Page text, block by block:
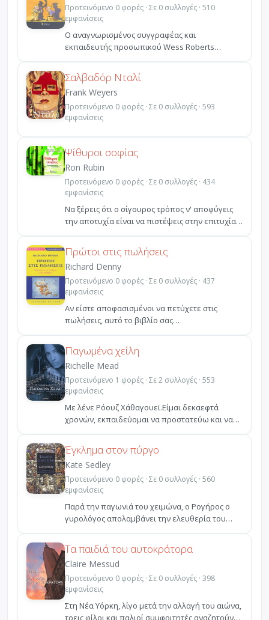
Προτεινόμενο 0 φορές · Σε 0 συλλογές · 510
εμφανίσεις
Ο αναγνωρισμένος συγγραφέας και
εκπαιδευτής προσωπικού Wess Roberts
περιγράφει γλαφυρά δεκαπέντε τύπ...
Σαλβαδόρ Νταλί
Frank Weyers
Προτεινόμενο 0 φορές · Σε 0 συλλογές · 593
εμφανίσεις
Ψίθυροι σοφίας
Ron Rubin
Προτεινόμενο 0 φορές · Σε 0 συλλογές · 434
εμφανίσεις
Να ξέρεις ότι ο σίγουρος τρόπος ν' αποφύγεις
την αποτυχία είναι να πιστέψεις στην επιτυχία!
Με πάθος...
Πρώτοι στις πωλήσεις
Richard Denny
Προτεινόμενο 0 φορές · Σε 0 συλλογές · 437
εμφανίσεις
Αν είστε αποφασισμένοι να πετύχετε στις
πωλήσεις, αυτό το βιβλίο σας
ενδιαφέρει.Γραμμένο σε ύψος άμε...
Παγωμένα χείλη
Richelle Mead
Προτεινόμενο 1 φορές · Σε 2 συλλογές · 553
εμφανίσεις
Mε λένε Ρόουζ Χάθαγουεϊ.Είμαι δεκαεφτά
χρονών, εκπαιδεύομαι να προστατεύω και να
σκοτώνω βρικόλακες,...
Έγκλημα στον πύργο
Kate Sedley
Προτεινόμενο 0 φορές · Σε 0 συλλογές · 560
εμφανίσεις
Παρά την παγωνιά του χειμώνα, ο Ρογήρος ο
γυρολόγος απολαμβάνει την ελευθερία του
επαγγέλματός του. ...
Τα παιδιά του αυτοκράτορα
Claire Messud
Προτεινόμενο 0 φορές · Σε 0 συλλογές · 398
εμφανίσεις
Στη Νέα Υόρκη, λίγο μετά την αλλαγή του αιώνα,
τρεις φίλοι και παλιοί συμφοιτητές αναζητούν